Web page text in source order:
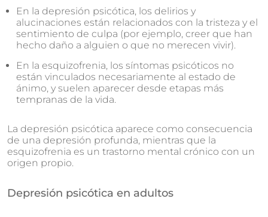
En la depresión psicótica, los delirios y
alucinaciones están relacionados con la tristeza y el
sentimiento de culpa (por ejemplo, creer que han
hecho daño a alguien o que no merecen vivir).
En la esquizofrenia, los síntomas psicóticos no
están vinculados necesariamente al estado de
ánimo, y suelen aparecer desde etapas más
tempranas de la vida.
La depresión psicótica aparece como consecuencia
de una depresión profunda, mientras que la
esquizofrenia es un trastorno mental crónico con un
origen propio.
Depresión psicótica en adultos